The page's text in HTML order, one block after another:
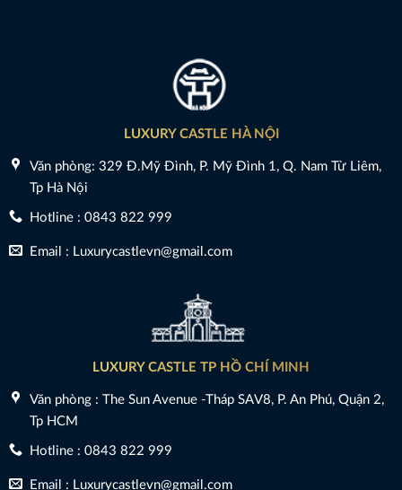
LUXURY CASTLE HÀ NỘI
Văn phòng: 329 Đ.Mỹ Đình, P. Mỹ Đình 1, Q. Nam Từ Liêm,
Tp Hà Nội
Hotline : 0843 822 999
Email : Luxurycastlevn@gmail.com
LUXURY CASTLE TP HỒ CHÍ MINH
Văn phòng : The Sun Avenue -Tháp SAV8, P. An Phú, Quận 2,
Tp HCM
Hotline : 0843 822 999
Email : Luxurycastlevn@gmail.com